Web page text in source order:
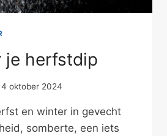
je herfstdip
4 oktober 2024
en winter in gevecht
somberte, een iets